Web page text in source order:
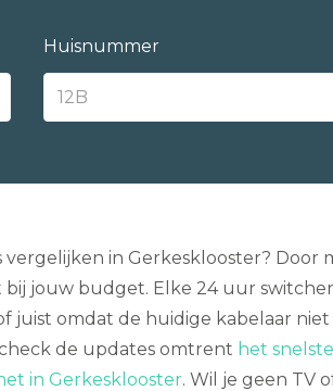
Huisnummer
in Gerkesklooster?
jouw budget. Elke 24 uur
juist omdat de huidige kabelaar
de updates omtrent het
in Gerkesklooster. Wil je geen TV